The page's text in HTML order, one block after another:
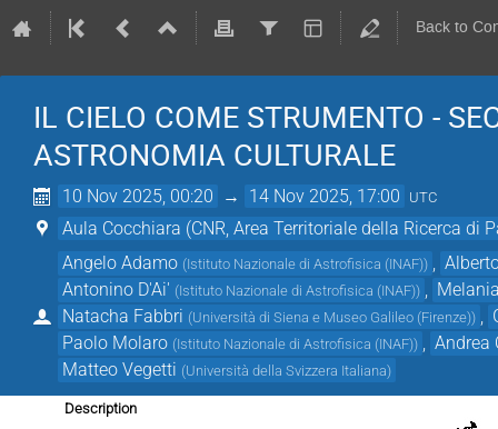
Back to
IL CIELO COME STRUMENTO -
ASTRONOMIA CULTURALE
10 Nov 2025, 00:20 → 14 Nov 2025, 17:00 UTC
Aula Cocchiara (CNR, Area Territoriale della Ricerca di
Angelo Adamo (Istituto Nazionale di Astrofisica (INAF))
Antonino D'Ai' (Istituto Nazionale di Astrofisica (INAF))
Natacha Fabbri (Università di Siena e Museo Galileo (Firenze))
Paolo Molaro (Istituto Nazionale di Astrofisica (INAF))
Andrea
Matteo Vegetti (Università della Svizzera Italiana)
Description